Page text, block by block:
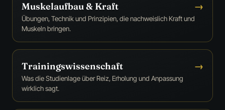
Muskelaufbau & Kraft →
Übungen, Technik und Prinzipien, die nachweislich Kraft und
Muskeln bringen.
Trainingswissenschaft →
Was die Studienlage über Reiz, Erholung und Anpassung
wirklich sagt.